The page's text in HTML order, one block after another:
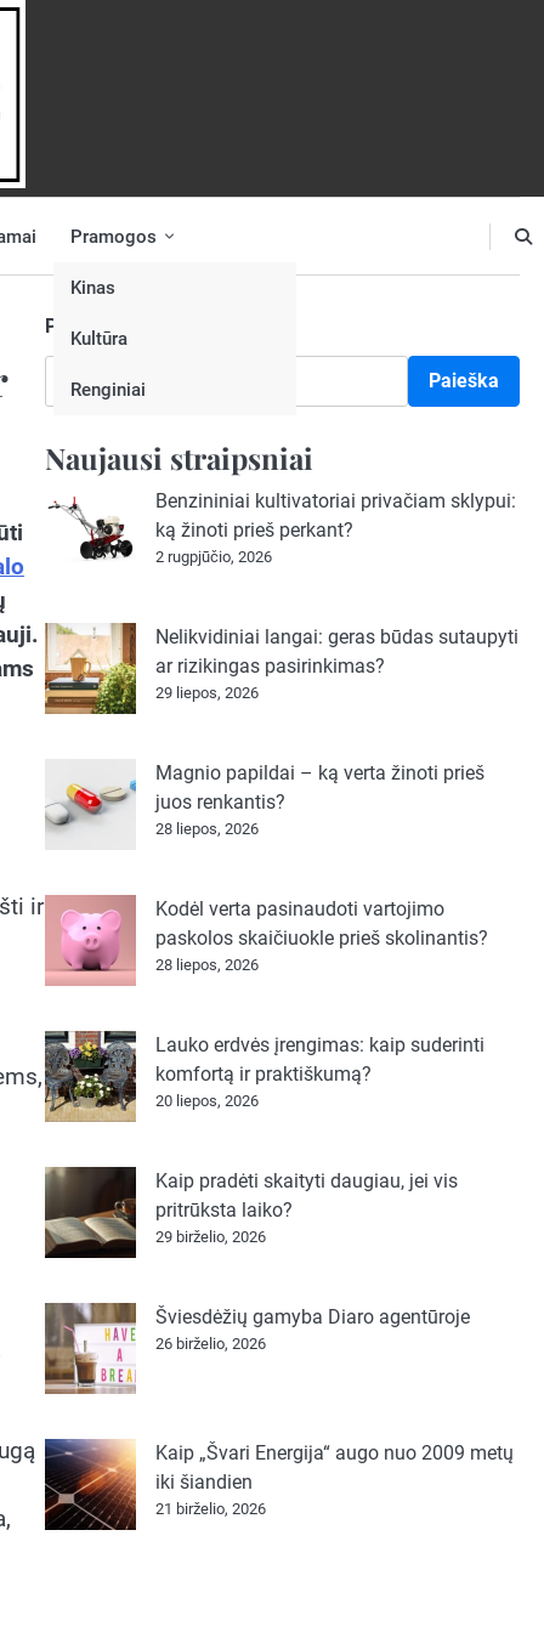
Pramogos
Kinas
Kultūra
Renginiai
ir
Paieška
Paieška
Naujausi straipsniai
Benzininiai kultivatoriai privačiam sklypui:
ką žinoti prieš perkant?
2 rugpjūčio, 2026
Nelikvidiniai langai: geras būdas sutaupyti
ar rizikingas pasirinkimas?
29 liepos, 2026
Magnio papildai – ką verta žinoti prieš
juos renkantis?
28 liepos, 2026
Kodėl verta pasinaudoti vartojimo
paskolos skaičiuokle prieš skolinantis?
28 liepos, 2026
Lauko erdvės įrengimas: kaip suderinti
komfortą ir praktiškumą?
20 liepos, 2026
Kaip pradėti skaityti daugiau, jei vis
pritrūksta laiko?
29 birželio, 2026
Šviesdėžių gamyba Diaro agentūroje
26 birželio, 2026
Kaip „Švari Energija“ augo nuo 2009 metų
iki šiandien
21 birželio, 2026